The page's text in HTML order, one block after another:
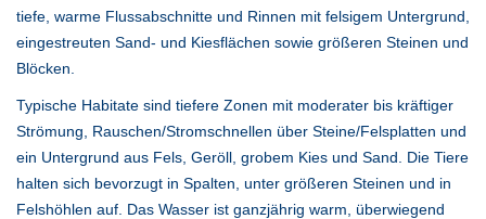
tiefe, warme Flussabschnitte und Rinnen mit felsigem Untergrund,
eingestreuten Sand- und Kiesflächen sowie größeren Steinen und
Blöcken.
Typische Habitate sind tiefere Zonen mit moderater bis kräftiger
Strömung, Rauschen/Stromschnellen über Steine/Felsplatten und
ein Untergrund aus Fels, Geröll, grobem Kies und Sand. Die Tiere
halten sich bevorzugt in Spalten, unter größeren Steinen und in
Felshöhlen auf. Das Wasser ist ganzjährig warm, überwiegend